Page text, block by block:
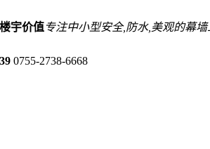
宇价值专注中小型安全,防水,美观的幕墙
0755-2738-6668